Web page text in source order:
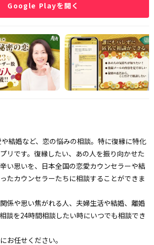
Google Playを開く
結婚など、恋の悩みの相談。特に復縁に特化
リです。復縁したい、あの人を振り向かせた
い思いを、日本全国の恋愛カウンセラーや結
たカウンセラーたちに相談することができま
係や思い焦がれる人、夫婦生活や結婚、離婚
談を24時間相談したい時にいつでも相談でき
お任せください。